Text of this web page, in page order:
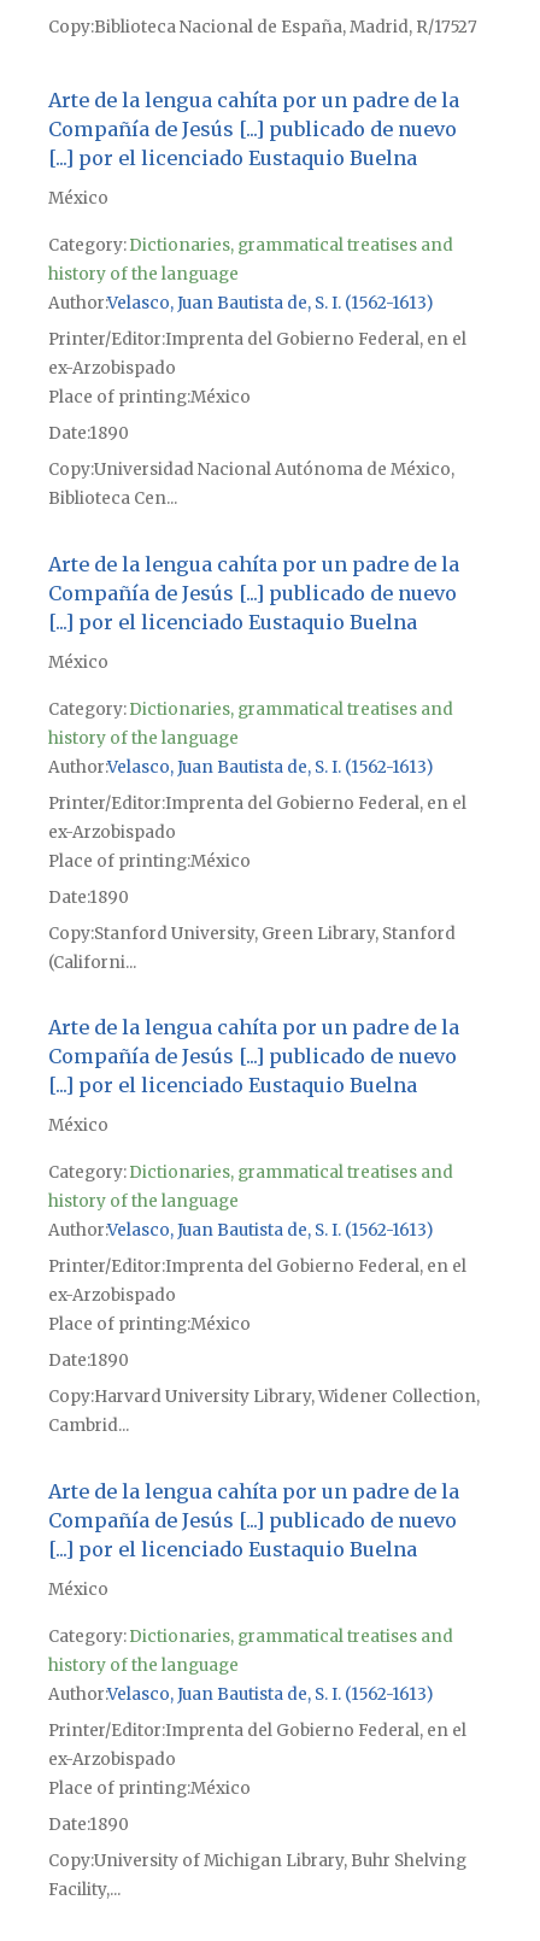
CopyBiblioteca Nacional de España, Madrid, R/17527
Arte de la lengua cahíta por un padre de la
Compañía de Jesús [...] publicado de nuevo
[...] por el licenciado Eustaquio Buelna
México
Category:Dictionaries, grammatical treatises and
history of the language
AuthorVelasco, Juan Bautista de, S. I. (1562-1613)
Printer/Editor Imprenta del Gobierno Federal, en el
ex-Arzobispado
Place of printingMéxico
Date1890
CopyUniversidad Nacional Autónoma de México,
Biblioteca Cen...
Arte de la lengua cahíta por un padre de la
Compañía de Jesús [...] publicado de nuevo
[...] por el licenciado Eustaquio Buelna
México
Category:Dictionaries, grammatical treatises and
history of the language
AuthorVelasco, Juan Bautista de, S. I. (1562-1613)
Printer/Editor Imprenta del Gobierno Federal, en el
ex-Arzobispado
Place of printingMéxico
Date1890
CopyStanford University, Green Library, Stanford
(Californi...
Arte de la lengua cahíta por un padre de la
Compañía de Jesús [...] publicado de nuevo
[...] por el licenciado Eustaquio Buelna
México
Category:Dictionaries, grammatical treatises and
history of the language
AuthorVelasco, Juan Bautista de, S. I. (1562-1613)
Printer/Editor Imprenta del Gobierno Federal, en el
ex-Arzobispado
Place of printingMéxico
Date1890
CopyHarvard University Library, Widener Collection,
Cambrid...
Arte de la lengua cahíta por un padre de la
Compañía de Jesús [...] publicado de nuevo
[...] por el licenciado Eustaquio Buelna
México
Category:Dictionaries, grammatical treatises and
history of the language
AuthorVelasco, Juan Bautista de, S. I. (1562-1613)
Printer/Editor Imprenta del Gobierno Federal, en el
ex-Arzobispado
Place of printingMéxico
Date1890
CopyUniversity of Michigan Library, Buhr Shelving
Facility,...